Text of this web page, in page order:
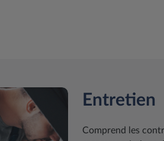
Entretien
Comprend les